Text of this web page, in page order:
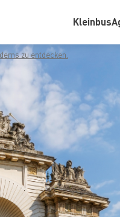
Kleinbus
zu entdecken.